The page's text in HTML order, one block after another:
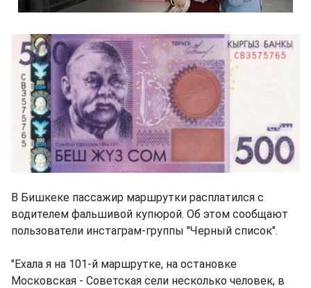
В Бишкеке пассажир маршрутки расплатился с
водителем фальшивой купюрой. Об этом сообщают
пользователи инстаграм-группы "Черный список".
"Ехала я на 101-й маршрутке, на остановке
Московская - Советская сели несколько человек, в